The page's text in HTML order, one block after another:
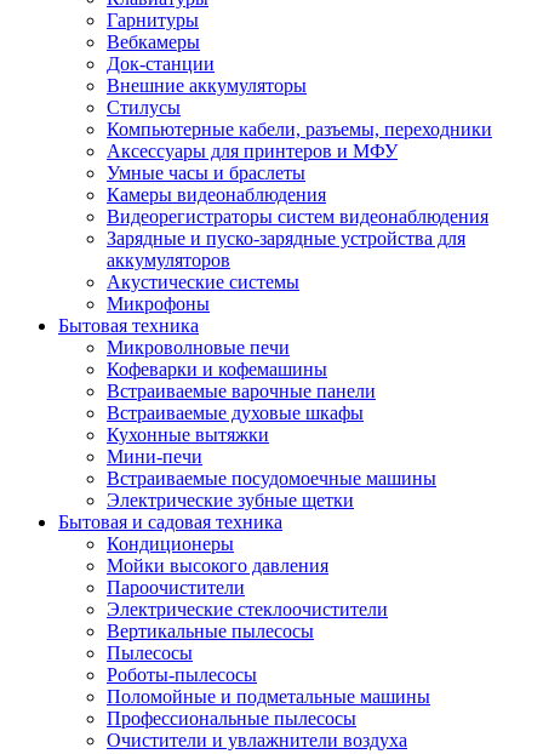
Гарнитуры
Вебкамеры
Док-станции
Внешние аккумуляторы
Стилусы
Компьютерные кабели, разъемы, переходники
Аксессуары для принтеров и МФУ
Умные часы и браслеты
Камеры видеонаблюдения
Видеорегистраторы систем видеонаблюдения
Зарядные и пуско-зарядные устройства для
аккумуляторов
Акустические системы
Микрофоны
Бытовая техника
Микроволновые печи
Кофеварки и кофемашины
Встраиваемые варочные панели
Встраиваемые духовые шкафы
Кухонные вытяжки
Мини-печи
Встраиваемые посудомоечные машины
Электрические зубные щетки
Бытовая и садовая техника
Кондиционеры
Мойки высокого давления
Пароочистители
Электрические стеклоочистители
Вертикальные пылесосы
Пылесосы
Роботы-пылесосы
Поломойные и подметальные машины
Профессиональные пылесосы
Очистители и увлажнители воздуха